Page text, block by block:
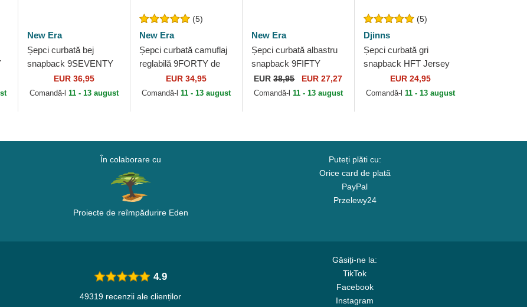
New Era
Șepci curbată bej
snapback 9SEVENTY
Stretch Snap Seasonal
de Ducati Motor
EUR 36,95
Comandă-l 11 - 13 august
(5)
New Era
Șepci curbată camuflaj
reglabilă 9FORTY de
Ducati Motor MotoGP
de New Era
EUR 34,95
Comandă-l 11 - 13 august
New Era
Șepci curbată albastru
snapback 9FIFTY
Stretch Snap Flawless
de French Rugby
EUR38,95 EUR 27,27
Comandă-l 11 - 13 august
(5)
Djinns
Șepci curbată gri
snapback HFT Jersey
Patch de Djinns
EUR 24,95
Comandă-l11 - 13 august
În colaborare cu
Proiecte de reîmpădurire Eden
Puteți plăti cu:
Orice card de plată
PayPal
Przelewy24
Găsiți-ne la:
TikTok
Facebook
Instagram
4.9
49319 recenzii ale clienților